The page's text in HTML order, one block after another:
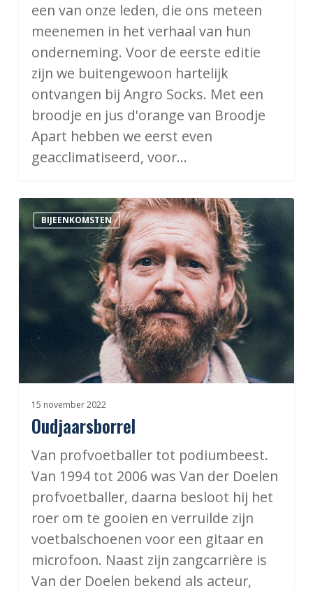
een van onze leden, die ons meteen
meenemen in het verhaal van hun
onderneming. Voor de eerste editie
zijn we buitengewoon hartelijk
ontvangen bij Angro Socks. Met een
broodje en jus d'orange van Broodje
Apart hebben we eerst even
geacclimatiseerd, voor…
Oudjaarsborrel
BIJEENKOMSTEN
15 november 2022
Oudjaarsborrel
Van profvoetballer tot podiumbeest.
Van 1994 tot 2006 was Van der Doelen
profvoetballer, daarna besloot hij het
roer om te gooien en verruilde zijn
voetbalschoenen voor een gitaar en
microfoon. Naast zijn zangcarrière is
Van der Doelen bekend als acteur,